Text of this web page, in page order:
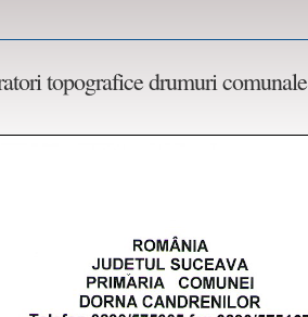
topografice drumuri comunale